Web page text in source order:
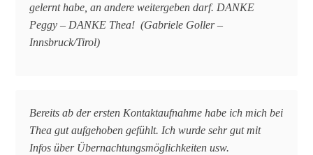
gelernt habe, an andere weitergeben darf. DANKE
Peggy – DANKE Thea! (Gabriele Goller –
Innsbruck/Tirol)
Bereits ab der ersten Kontaktaufnahme habe ich mich bei
Thea gut aufgehoben gefühlt. Ich wurde sehr gut mit
Infos über Übernachtungsmöglichkeiten usw.